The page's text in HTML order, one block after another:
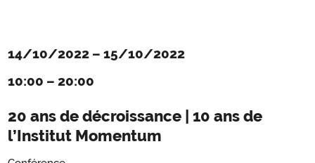
14/10/2022 – 15/10/2022
10:00 – 20:00
20 ans de décroissance | 10 ans de
l’Institut Momentum